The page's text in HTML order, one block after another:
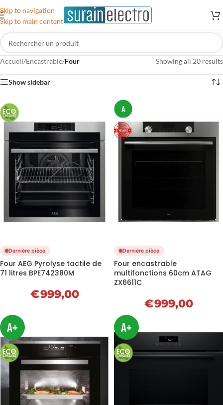
Skip to navigation
Skip to main content
Accueil/Encastrable/Four Showing all 20 results
Show sidebar
Dernière pièce
Four AEG Pyrolyse tactile de
71 litres BPE742380M
€999,00
A
Dernière pièce
Four encastrable
multifonctions 60cm ATAG
ZX6611C
€999,00
A+ A+